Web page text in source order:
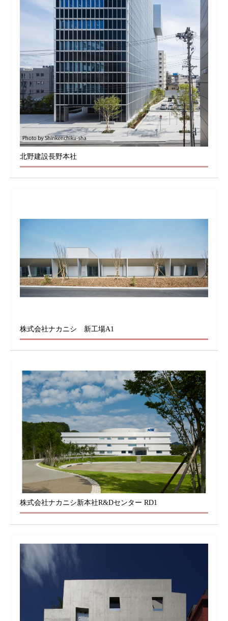
北野建設長野本社
株式会社ナカニシ 新工場A1
株式会社ナカニシ新本社R&Dセンター RD1